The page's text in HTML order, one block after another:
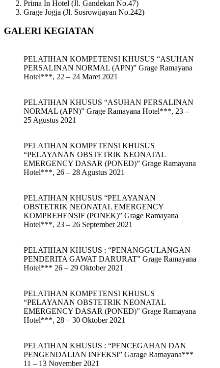
Prima In Hotel (Jl. Gandekan No.47)
Grage Jogja (Jl. Sosrowijayan No.242)
GALERI KEGIATAN
PELATIHAN KOMPETENSI KHUSUS “ASUHAN
PERSALINAN NORMAL (APN)” Grage Ramayana
Hotel***, 22 – 24 Maret 2021
PELATIHAN KHUSUS “ASUHAN PERSALINAN
NORMAL (APN)” Grage Ramayana Hotel***, 23 –
25 Agustus 2021
PELATIHAN KOMPETENSI KHUSUS
“PELAYANAN OBSTETRIK NEONATAL
EMERGENCY DASAR (PONED)” Grage Ramayana
Hotel***, 26 – 28 Agustus 2021
PELATIHAN KHUSUS “PELAYANAN
OBSTETRIK NEONATAL EMERGENCY
KOMPREHENSIF (PONEK)” Grage Ramayana
Hotel***, 23 – 26 September 2021
PELATIHAN KHUSUS : “PENANGGULANGAN
PENDERITA GAWAT DARURAT” Grage Ramayana
Hotel*** 26 – 29 Oktober 2021
PELATIHAN KOMPETENSI KHUSUS
“PELAYANAN OBSTETRIK NEONATAL
EMERGENCY DASAR (PONED)” Grage Ramayana
Hotel***, 28 – 30 Oktober 2021
PELATIHAN KHUSUS : “PENCEGAHAN DAN
PENGENDALIAN INFEKSI” Garage Ramayana***
11 – 13 November 2021